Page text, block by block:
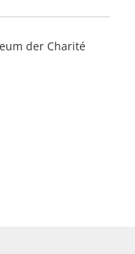
der Charité